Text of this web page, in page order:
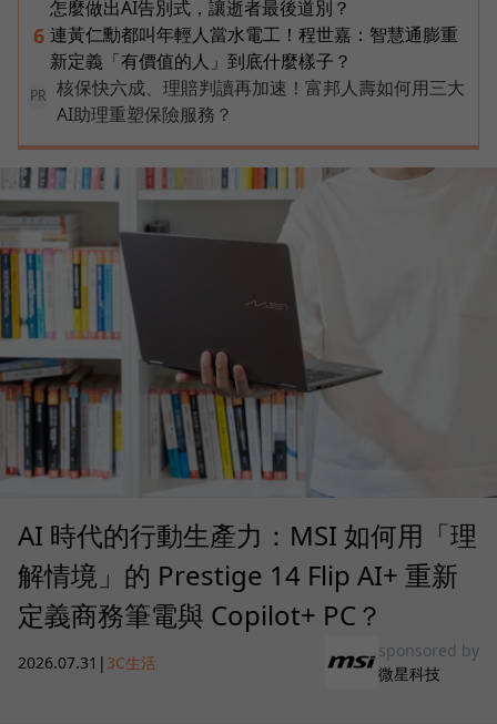
怎麼做出AI告別式，讓逝者最後道別？
6 連黃仁勳都叫年輕人當水電工！程世嘉：智慧通膨重
新定義「有價值的人」到底什麼樣子？
PR
核保快六成、理賠判讀再加速！富邦人壽如何用三大
AI助理重塑保險服務？
AI 時代的行動生產力：MSI 如何用「理
解情境」的 Prestige 14 Flip AI+ 重新
定義商務筆電與 Copilot+ PC？
2026.07.31 | 3C生活
sponsored by
微星科技